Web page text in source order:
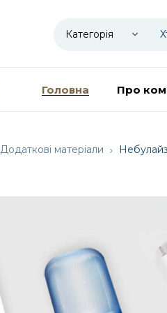
Головна Про
Додаткові матеріали